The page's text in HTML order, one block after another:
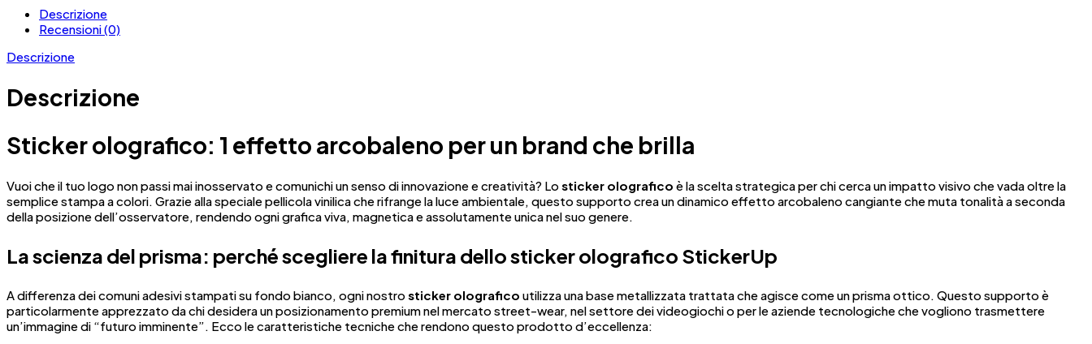
Descrizione
Recensioni (0)
Descrizione
Descrizione
Sticker olografico: 1 effetto arcobaleno per un brand che brilla
Vuoi che il tuo logo non passi mai inosservato e comunichi un senso di innovazione e creatività? Lo sticker olografico è la scelta strategica per chi cerca un impatto visivo che vada oltre la
semplice stampa a colori. Grazie alla speciale pellicola vinilica che rifrange la luce ambientale, questo supporto crea un dinamico effetto arcobaleno cangiante che muta tonalità a seconda
della posizione dell’osservatore, rendendo ogni grafica viva, magnetica e assolutamente unica nel suo genere.
La scienza del prisma: perché scegliere la finitura dello sticker olografico StickerUp
A differenza dei comuni adesivi stampati su fondo bianco, ogni nostro sticker olografico utilizza una base metallizzata trattata che agisce come un prisma ottico. Questo supporto è
particolarmente apprezzato da chi desidera un posizionamento premium nel mercato street-wear, nel settore dei videogiochi o per le aziende tecnologiche che vogliono trasmettere
un’immagine di “futuro imminente”. Ecco le caratteristiche tecniche che rendono questo prodotto d’eccellenza: